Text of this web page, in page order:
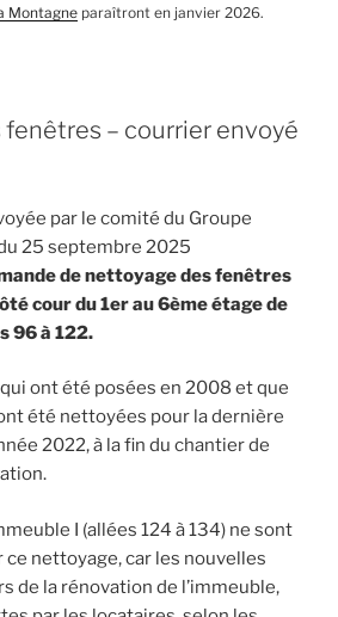
Montagne paraîtront en janvier 2026.
– courrier envoyé
par le comité du Groupe
25 septembre 2025
de nettoyage des fenêtres
cour du 1er au6ème étage de
96 à 122.
ont été posées en 2008 et que
été nettoyées pour la dernière
2022, à la fin du chantier de
I (allées 124 à 134) ne sont
ce nettoyage, car les nouvelles
de la rénovation de l’immeuble,